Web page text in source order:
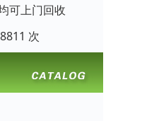
可上门回收
次